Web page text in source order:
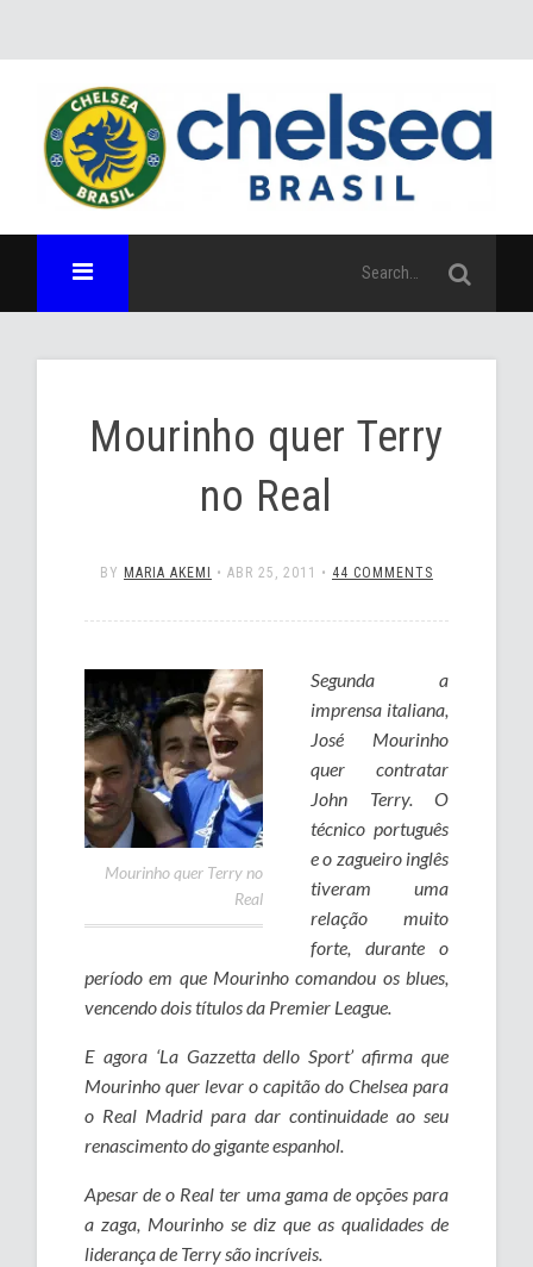
Mourinho quer Terry
no Real
BY MARIA AKEMI • ABR 25, 2011 • 44 COMMENTS
Mourinho quer Terry no
Real
Segunda a
imprensa italiana,
José Mourinho
quer contratar
John Terry. O
técnico português
e o zagueiro inglês
tiveram uma
relação muito
forte, durante o
período em que Mourinho comandou os blues,
vencendo dois títulos da Premier League.
E agora ‘La Gazzetta dello Sport’ afirma que
Mourinho quer levar o capitão do Chelsea para
o Real Madrid para dar continuidade ao seu
renascimento do gigante espanhol.
Apesar de o Real ter uma gama de opções para
a zaga, Mourinho se diz que as qualidades de
liderança de Terry são incríveis.